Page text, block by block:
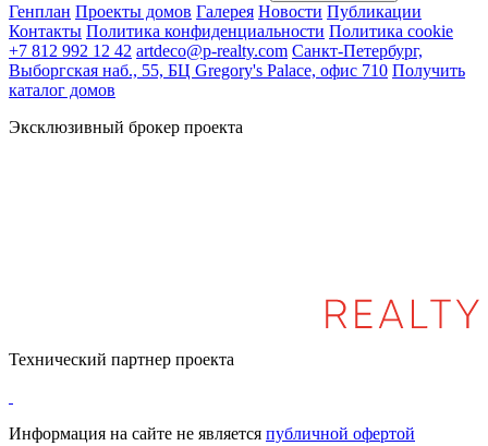
Генплан Проекты домов Галерея Новости Публикации
Контакты Политика конфиденциальности Политика cookie
+7 812 992 12 42 artdeco@p-realty.com Санкт-Петербург,
Выборгская наб., 55, БЦ Gregory's Palace, офис 710 Получить
каталог домов
Эксклюзивный брокер проекта
Технический партнер проекта
Информация на сайте не является публичной офертой